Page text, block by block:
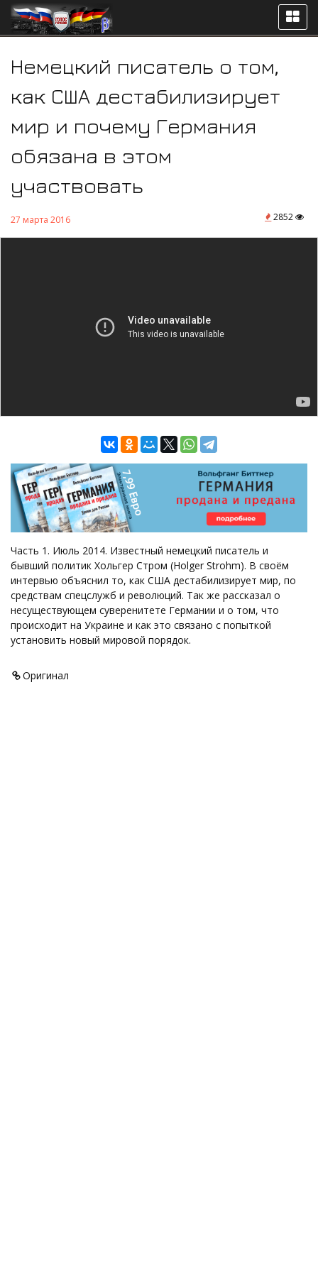
Немецкий писатель о том,
как США дестабилизирует
мир и почему Германия
обязана в этом
участвовать
27 марта 2016 2852
Часть 1. Июль 2014. Известный немецкий писатель и
бывший политик Хольгер Стром (Holger Strohm). В своём
интервью объяснил то, как США дестабилизирует мир, по
средствам спецслужб и революций. Так же рассказал о
несуществующем суверенитете Германии и о том, что
происходит на Украине и как это связано с попыткой
установить новый мировой порядок.
Оригинал